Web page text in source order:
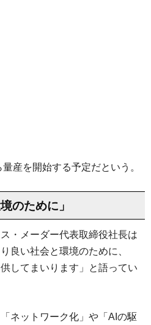
産を開始する予定だという。
のために」
・メーダー代表取締役社長は
良い社会と環境のために、
してまいります」と語ってい
ネットワーク化」や「AIの駆